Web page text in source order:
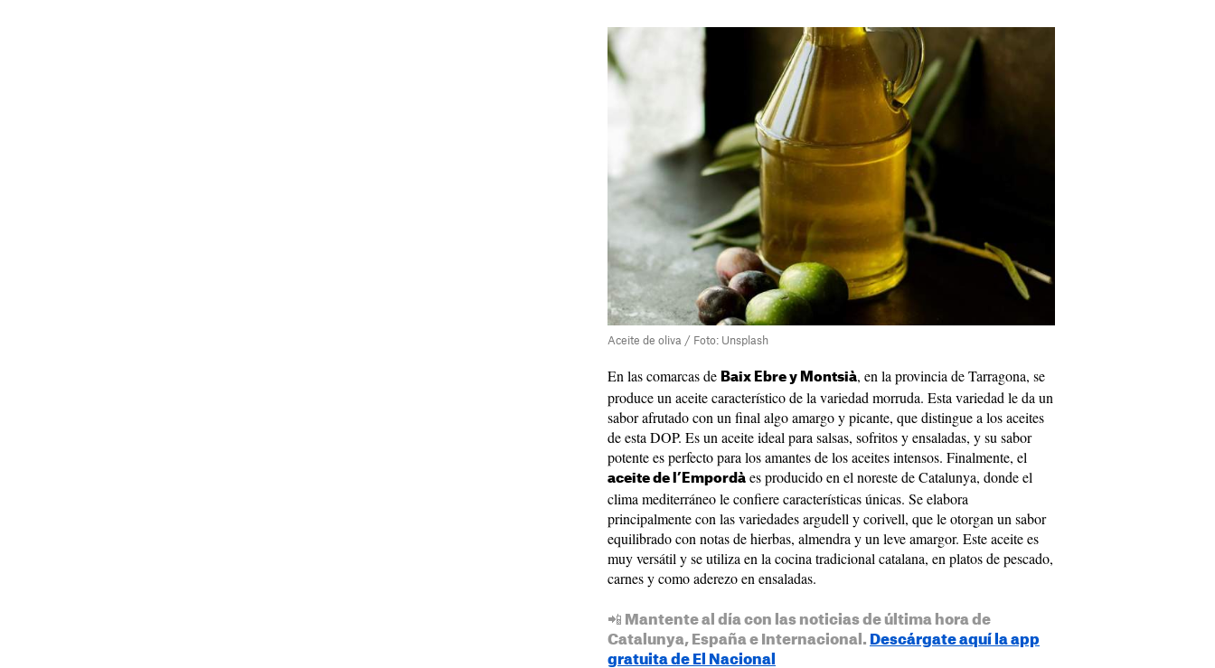
Aceite de oliva / Foto: Unsplash
En las comarcas de Baix Ebre y Montsià, en la provincia de Tarragona, se
produce un aceite característico de la variedad morruda. Esta variedad le da un
sabor afrutado con un final algo amargo y picante, que distingue a los aceites
de esta DOP. Es un aceite ideal para salsas, sofritos y ensaladas, y su sabor
potente es perfecto para los amantes de los aceites intensos. Finalmente, el
aceite de l’Empordà es producido en el noreste de Catalunya, donde el
clima mediterráneo le confiere características únicas. Se elabora
principalmente con las variedades argudell y corivell, que le otorgan un sabor
equilibrado con notas de hierbas, almendra y un leve amargor. Este aceite es
muy versátil y se utiliza en la cocina tradicional catalana, en platos de pescado,
carnes y como aderezo en ensaladas.
📲 Mantente al día con las noticias de última hora de
Catalunya, España e Internacional. Descárgate aquí la app
gratuita de El Nacional